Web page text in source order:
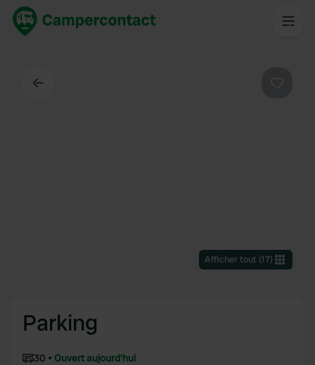
Afficher tout(17)
Parking
30
Ouvert aujourd'hui